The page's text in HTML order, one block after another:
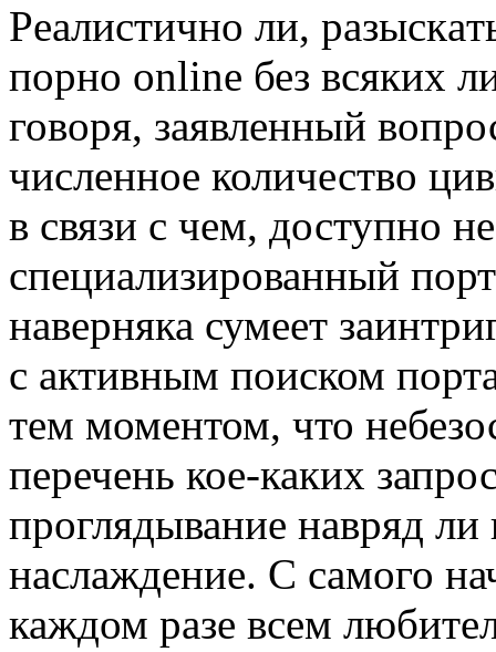
Рeaлистичнo ли,
порно online без всяких
говоря, заявленный
численное количество
в связи с чем, доступно
специализированный
наверняка сумеет
с активным поиском
тем моментом, что
перечень кое-каких
проглядывание навряд ли
наслаждение. С самого
каждом разе всем